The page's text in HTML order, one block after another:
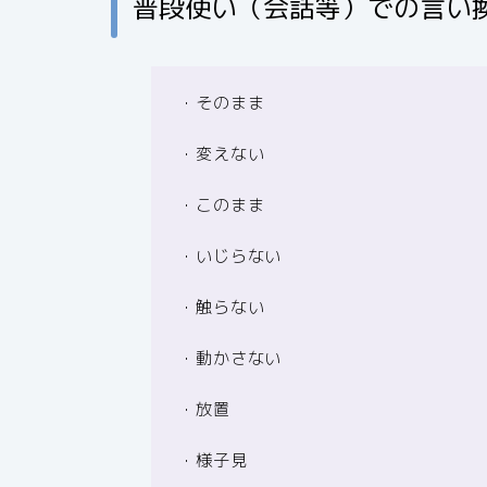
普段使い（会話等）での言い
・そのまま
・変えない
・このまま
・いじらない
・触らない
・動かさない
・放置
・様子見